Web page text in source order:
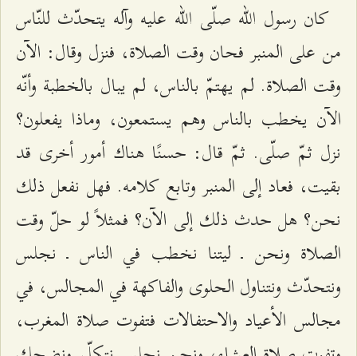
كان رسول الله صلّى الله عليه وآله يتحدّث للنّاس
من على المنبر فحان وقت الصلاة، فنزل وقال: الآن
وقت الصلاة. لم يهتمّ بالناس، لم يبال بالخطبة وأنّه
الآن يخطب بالناس وهم يستمعون، وماذا يفعلون؟
نزل ثمّ صلّى. ثمّ قال: حسنًا هناك أمور أخرى قد
بقيت، فعاد إلى المنبر وتابع كلامه. فهل نفعل ذلك
نحن؟ هل حدث ذلك إلى الآن؟ فمثلاً لو حلّ وقت
الصلاة ونحن ـ ليتنا نخطب في الناس ـ نجلس
ونتحدّث ونتناول الحلوى والفاكهة في المجالس، في
مجالس الأعياد والاحتفالات فتفوت صلاة المغرب،